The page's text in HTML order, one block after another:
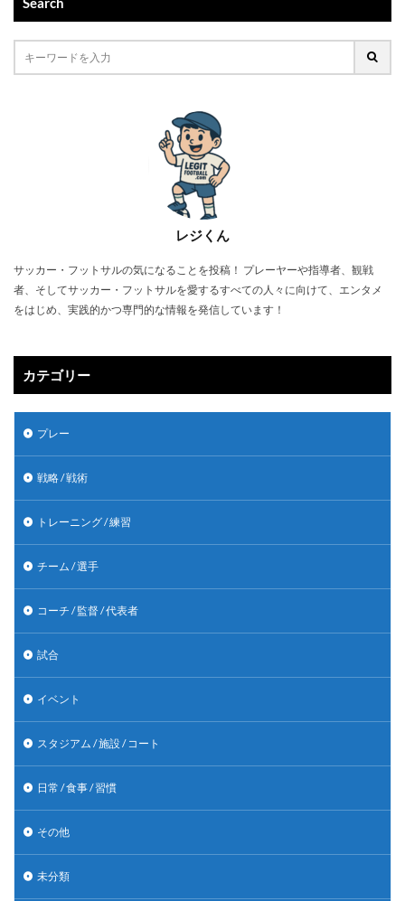
レジくん
サッカー・フットサルの気になることを投稿！ プレーヤーや指導者、観戦
者、そしてサッカー・フットサルを愛するすべての人々に向けて、エンタメ
をはじめ、実践的かつ専門的な情報を発信しています！
カテゴリー
プレー
戦略 / 戦術
トレーニング / 練習
チーム / 選手
コーチ / 監督 / 代表者
試合
イベント
スタジアム / 施設 / コート
日常 / 食事 / 習慣
その他
未分類